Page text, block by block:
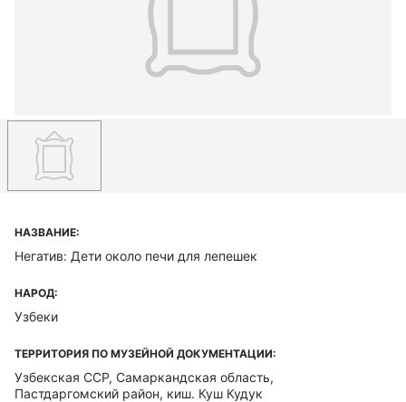
НАЗВАНИЕ:
Негатив: Дети около печи для лепешек
НАРОД:
Узбеки
ТЕРРИТОРИЯ ПО МУЗЕЙНОЙ ДОКУМЕНТАЦИИ:
Узбекская ССР, Самаркандская область,
Пастдаргомский район, киш. Куш Кудук